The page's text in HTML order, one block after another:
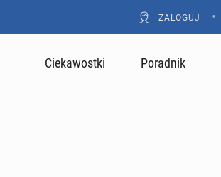
ZALOGUJ •
Ciekawostki Poradnik